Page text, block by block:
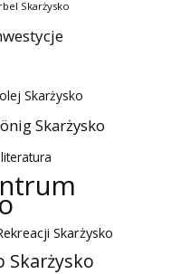
Skarżysko
Skarżysko
Skarżysko
literatura
Skarżysko
Skarżysko